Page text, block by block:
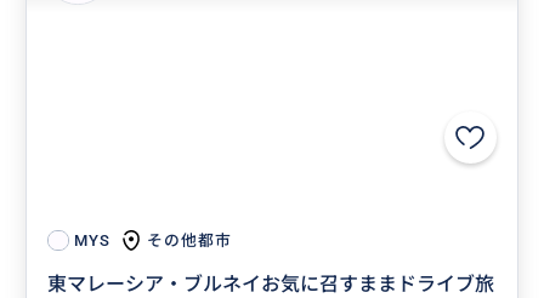
MYS その他都市
東マレーシア・ブルネイお気に召すままドライブ旅